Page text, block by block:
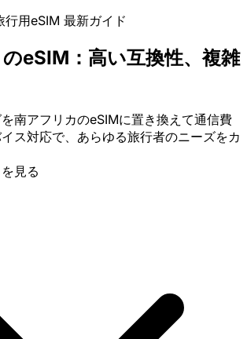
用eSIM 最新ガイド
eSIM：高い互換性、複雑
南アフリカのeSIMに置き換えて通信費
ス対応で、あらゆる旅行者のニーズをカ
見る